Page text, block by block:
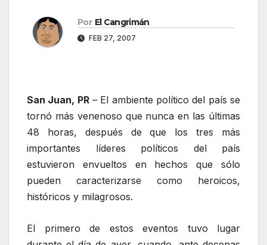
Por El Cangrimán
FEB 27, 2007
San Juan, PR– El ambiente político del país se
tornó más venenoso que nunca en las últimas
48 horas, después de que los tres más
importantes líderes políticos del país
estuvieron envueltos en hechos que sólo
pueden caracterizarse como heroicos,
históricos y milagrosos.
El primero de estos eventos tuvo lugar